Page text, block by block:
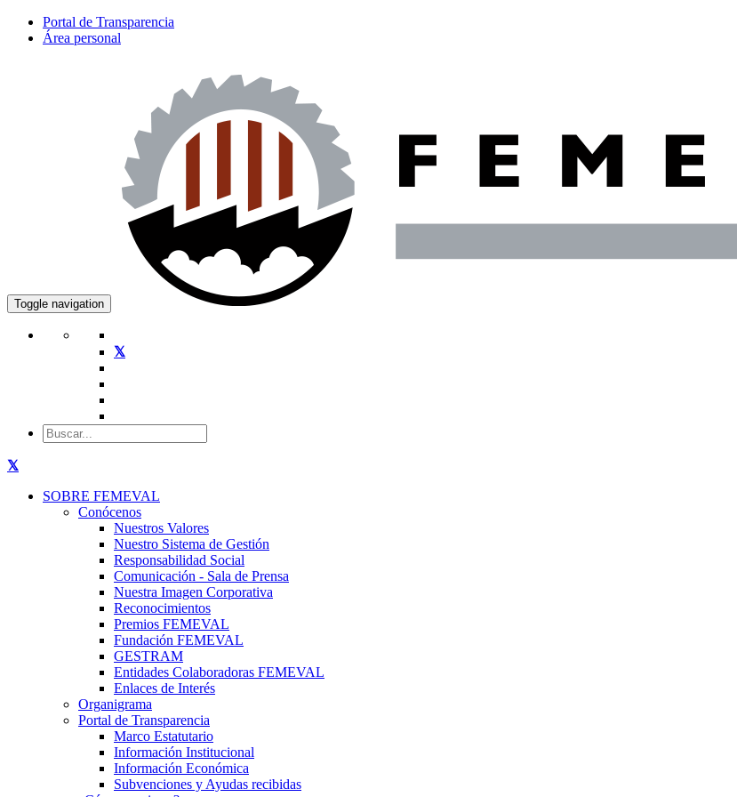
Portal de Transparencia
Área personal
Toggle navigation
SOBRE FEMEVAL
Conócenos
Nuestros Valores
Nuestro Sistema de Gestión
Responsabilidad Social
Comunicación - Sala de Prensa
Nuestra Imagen Corporativa
Reconocimientos
Premios FEMEVAL
Fundación FEMEVAL
GESTRAM
Entidades Colaboradoras FEMEVAL
Enlaces de Interés
Organigrama
Portal de Transparencia
Marco Estatutario
Información Institucional
Información Económica
Subvenciones y Ayudas recibidas